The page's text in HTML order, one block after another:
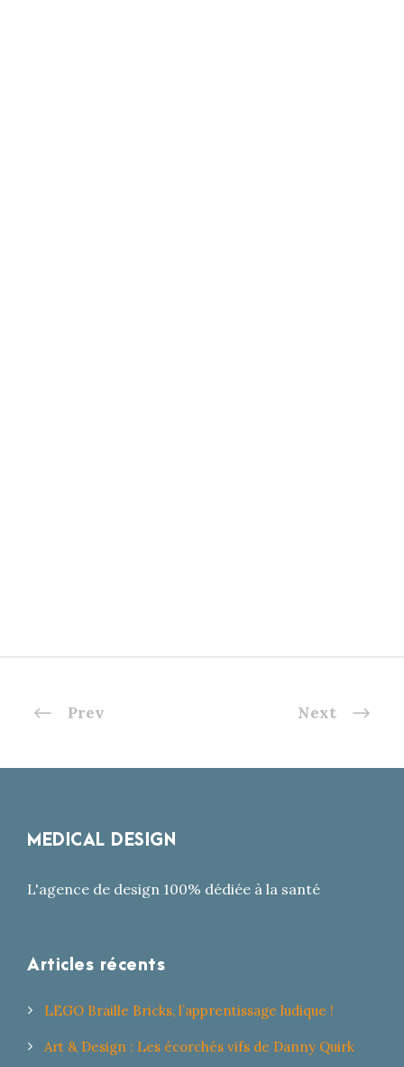
Prev Next
MEDICAL DESIGN
L'agence de design 100% dédiée à la santé
Articles récents
LEGO Braille Bricks, l’apprentissage ludique !
Art & Design : Les écorchés vifs de Danny Quirk